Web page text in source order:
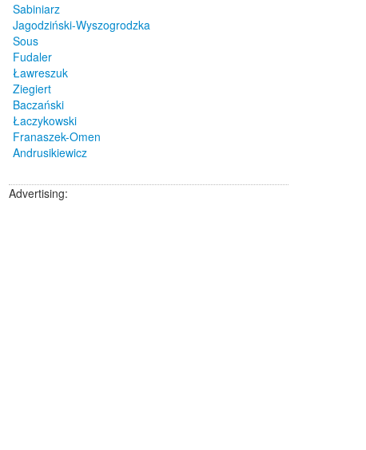
Sabiniarz
Jagodziński-Wyszogrodzka
Sous
Fudaler
Ławreszuk
Ziegiert
Baczański
Łaczykowski
Franaszek-Omen
Andrusikiewicz
Advertising: